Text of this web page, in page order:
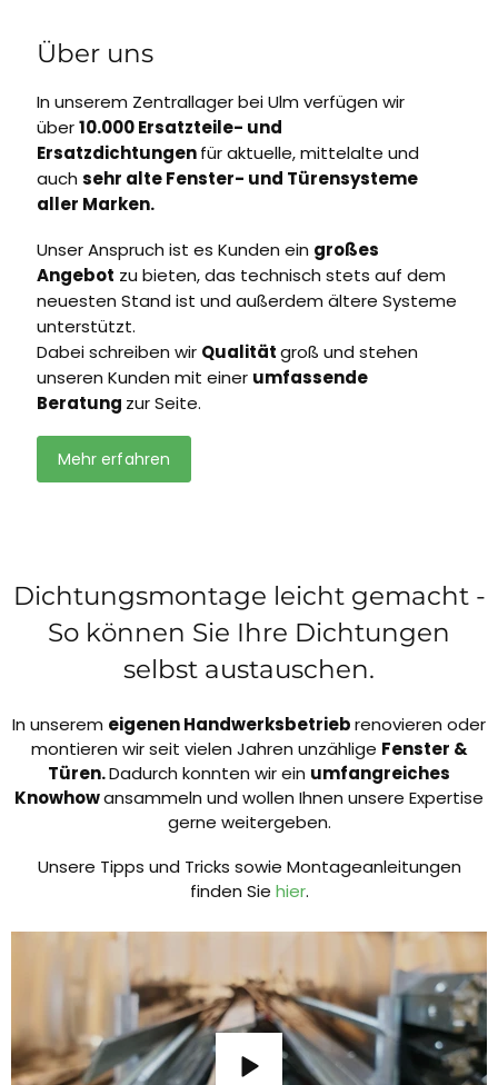
Über uns
In unserem Zentrallager bei Ulm verfügen wir
über10.000 Ersatzteile- und
Ersatzdichtungenfür aktuelle, mittelalte und
auch sehr alte Fenster- und Türensysteme
aller Marken.
Unser Anspruch ist es Kunden ein großes
Angebot zu bieten, das technisch stets auf dem
neuesten Stand ist und außerdem ältere Systeme
unterstützt.
Dabei schreiben wir Qualitätgroß und stehen
unseren Kunden mit einer umfassende
Beratung zur Seite.
Mehr erfahren
Dichtungsmontage leicht gemacht -
So können Sie Ihre Dichtungen
selbst austauschen.
In unserem eigenen Handwerksbetriebrenovieren oder
montieren wir seit vielen Jahren unzählige Fenster &
Türen.Dadurch konnten wir ein umfangreiches
Knowhowansammeln und wollen Ihnen unsere Expertise
gerne weitergeben.
Unsere Tipps und Tricks sowie Montageanleitungen
finden Sie hier.